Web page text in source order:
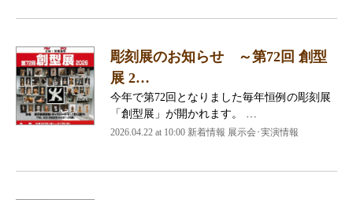
彫刻展のお知らせ ～第72回 創型
展 2…
今年で第72回となりました毎年恒例の彫刻展
「創型展」が開かれます。 …
2026.04.22 at 10:00 新着情報 展示会･実演情報